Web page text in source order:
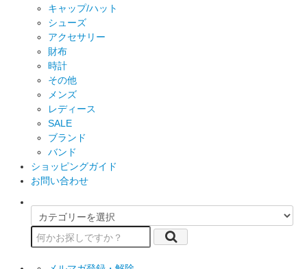
キャップ/ハット
シューズ
アクセサリー
財布
時計
その他
メンズ
レディース
SALE
ブランド
バンド
ショッピングガイド
お問い合わせ